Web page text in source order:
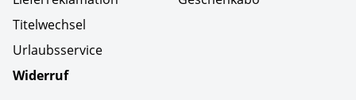
Titelwechsel
Urlaubsservice
Widerruf